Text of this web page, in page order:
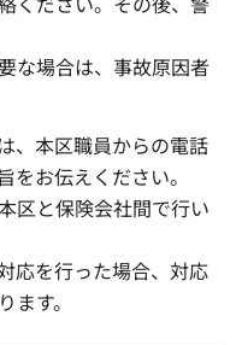
な場合は、事故原因者
、本区職員からの電話
をお伝えください。
区と保険会社間で行い
応を行った場合、対応
す。